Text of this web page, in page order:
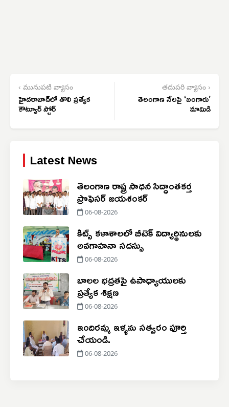
‹ మునుపటి వ్యాసం
హైదరాబాద్‌లో తొలి ప్రత్యేక
కౌట్యూర్ స్టోర్
తదుపరి వ్యాసం ›
తెలంగాణ నేలపై ‘బంగారు’
మామిడి
Latest News
తెలంగాణ రాష్ట్ర సాధన సిద్ధాంతకర్త
ప్రొఫెసర్ జయశంకర్
06-08-2026
కిట్స్ కళాశాలలో బీటెక్ విద్యార్థినులకు
అవగాహనా సదస్సు
06-08-2026
బాలల భద్రతపై ఉపాధ్యాయులకు
ప్రత్యేక శిక్షణ
06-08-2026
ఇందిరమ్మ ఇళ్ళను సత్వరం పూర్తి
చేయండి.
06-08-2026